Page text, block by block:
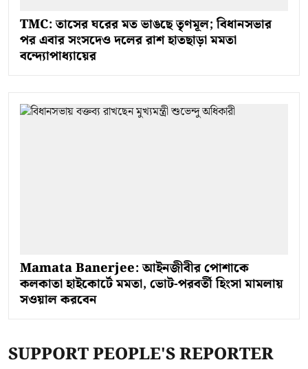
TMC: তাসের ঘরের মত ভাঙছে তৃণমূল; বিধানসভার
পর এবার সংসদেও দলের রাশ হাতছাড়া মমতা
বন্দ্যোপাধ্যায়ের
Mamata Banerjee: আইনজীবীর পোশাকে
কলকাতা হাইকোর্টে মমতা, ভোট-পরবর্তী হিংসা মামলায়
সওয়াল করবেন
SUPPORT PEOPLE'S REPORTER